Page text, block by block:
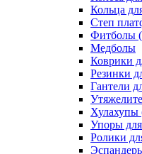
Кольца
Степ
Фитболы
Медболы
Коврики
Резинки
Гантели
Хулахупы
Упоры
Ролики